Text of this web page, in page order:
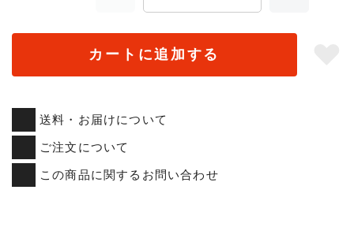
カートに追加する
送料・お届けについて
ご注文について
この商品に関するお問い合わせ